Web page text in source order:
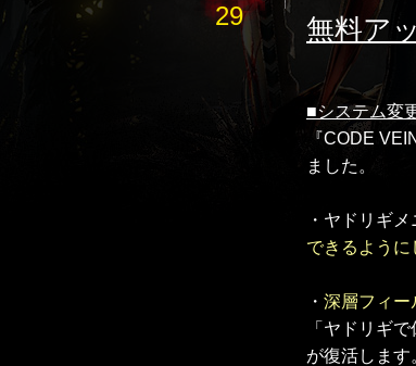
29 無料ア
■システム変
『CODE
ました。
・ヤドリギ
できるように
・ 深層フィー
「ヤドリギ
が復活します